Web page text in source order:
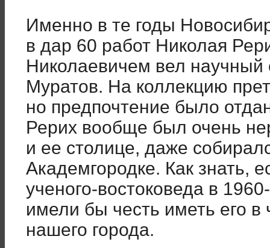
Именно в те годы
в дар 60 работ Николая
Николаевичем вел научный
Муратов. На коллекцию
но предпочтение было
Рерих вообще был очень
и ее столице, даже
Академгородке. Как знать,
ученого-востоковеда в
имели бы честь иметь его
нашего города.